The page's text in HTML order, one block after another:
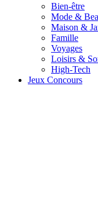
Bien-être
Mode &
Maison &
Famille
Voyages
Loisirs &
High-Tech
Jeux Concours